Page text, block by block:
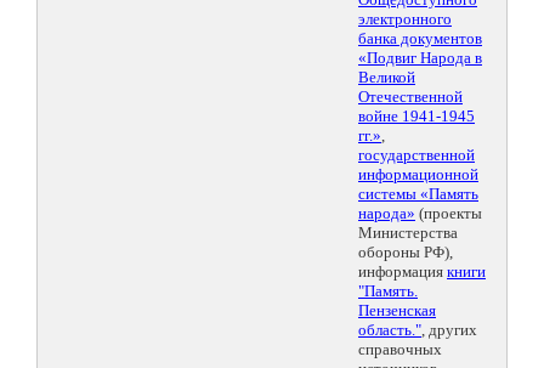
электронного
банка документов
«Подвиг Народа в
Великой
Отечественной
войне 1941-1945
гг.»,
государственной
информационной
системы «Память
народа» (проекты
Министерства
обороны РФ),
информация книги
"Память.
Пензенская
область.", других
справочных